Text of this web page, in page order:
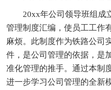
20xx年公司领导班组成
管理制度汇编，使员工工作
麻烦。此制度作为铁路公司
件，是公司管理的依据，是
准化管理的推手。通过本制
进一步学习公司管理的全新